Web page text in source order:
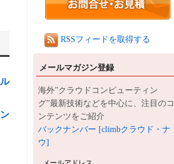
RSSフィードを取得する
メールマガジン登録
海外”クラウドコンピューティン
グ”最新技術などを中心に、注目のコ
ンテンツをご紹介
バックナンバー [climbクラウド・ナ
ウ]